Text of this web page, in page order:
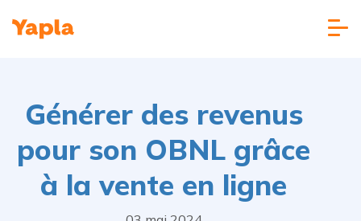
Générer des revenus
pour son OBNL grâce
à la vente en ligne